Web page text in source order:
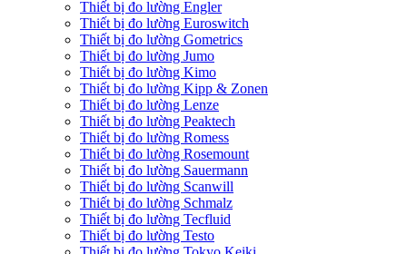
Thiết bị đo lường Engler
Thiết bị đo lường Euroswitch
Thiết bị đo lường Gometrics
Thiết bị đo lường Jumo
Thiết bị đo lường Kimo
Thiết bị đo lường Kipp & Zonen
Thiết bị đo lường Lenze
Thiết bị đo lường Peaktech
Thiết bị đo lường Romess
Thiết bị đo lường Rosemount
Thiết bị đo lường Sauermann
Thiết bị đo lường Scanwill
Thiết bị đo lường Schmalz
Thiết bị đo lường Tecfluid
Thiết bị đo lường Testo